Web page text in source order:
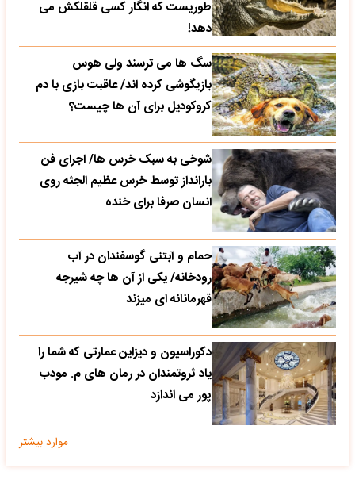
طوریست که انگار کسی قلقلکش می
دهد!
سگ ها می ترسند ولی هوس
بازیگوشی کرده اند/ عاقبت بازی با دم
کروکودیل برای آن ها چیست؟
شوخی به سبک خرس ها/ اجرای فن
بارانداز توسط خرس عظیم الجثه روی
انسان صرفا برای خنده
حمام و آبتنی گوسفندان در آب
رودخانه/ یکی از آن ها چه شیرجه
قهرمانانه ای میزند
دکوراسیون و دیزاین عمارتی که شما را
یاد ثروتمندان در رمان های م. مودب
پور می اندازد
موارد بیشتر